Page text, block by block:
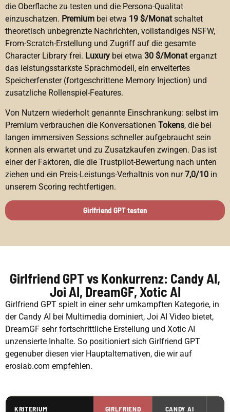
die Oberflache zu testen und die Persona-Qualitat
einzuschatzen. Premium bei etwa 19 $/Monatschaltet
theoretisch unbegrenzte Nachrichten, vollstandiges NSFW,
From-Scratch-Erstellung und Zugriff auf die gesamte
Character Library frei. Luxury bei etwa 30 $/Monaterganzt
das leistungsstarkste Sprachmodell, ein erweitertes
Speicherfenster (fortgeschrittene Memory Injection) und
zusatzliche Rollenspiel-Features.
Von Nutzern wiederholt genannte Einschrankung: selbst im
Premium verbrauchen die Konversationen Tokens, die bei
langen immersiven Sessions schneller aufgebraucht sein
konnen als erwartet und zu Zusatzkaufen zwingen. Das ist
einer der Faktoren, die die Trustpilot-Bewertung nach unten
ziehen und ein Preis-Leistungs-Verhaltnis von nur7,0/10 in
unserem Scoring rechtfertigen.
Girlfriend GPT testen
Girlfriend GPT vs Konkurrenz: Candy AI,
Joi AI, DreamGF, Xotic AI
Girlfriend GPT spielt in einer sehr umkampften Kategorie, in
der Candy AI bei Multimedia dominiert, Joi AI Video bietet,
DreamGF sehr fortschrittliche Erstellung und Xotic AI
unzensierte Inhalte. So positioniert sich Girlfriend GPT
gegenuber diesen vier Hauptalternativen, die wir auf
erosiab.com empfehlen.
KRITERIUM
GIRLFRIEND
CANDY AI